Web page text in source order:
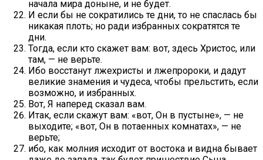
начала мира доныне, и не будет.
И если бы не сократились те дни, то не спаслась бы
никакая плоть; но ради избранных сократятся те
дни.
Тогда, если кто скажет вам: вот, здесь Христос, или
там, — не верьте.
Ибо восстанут лжехристы и лжепророки, и дадут
великие знамения и чудеса, чтобы прельстить, если
возможно, и избранных.
Вот, Я наперед сказал вам.
Итак, если скажут вам: «вот, Он в пустыне», — не
выходите; «вот, Он в потаенных комнатах», — не
верьте;
ибо, как молния исходит от востока и видна бывает